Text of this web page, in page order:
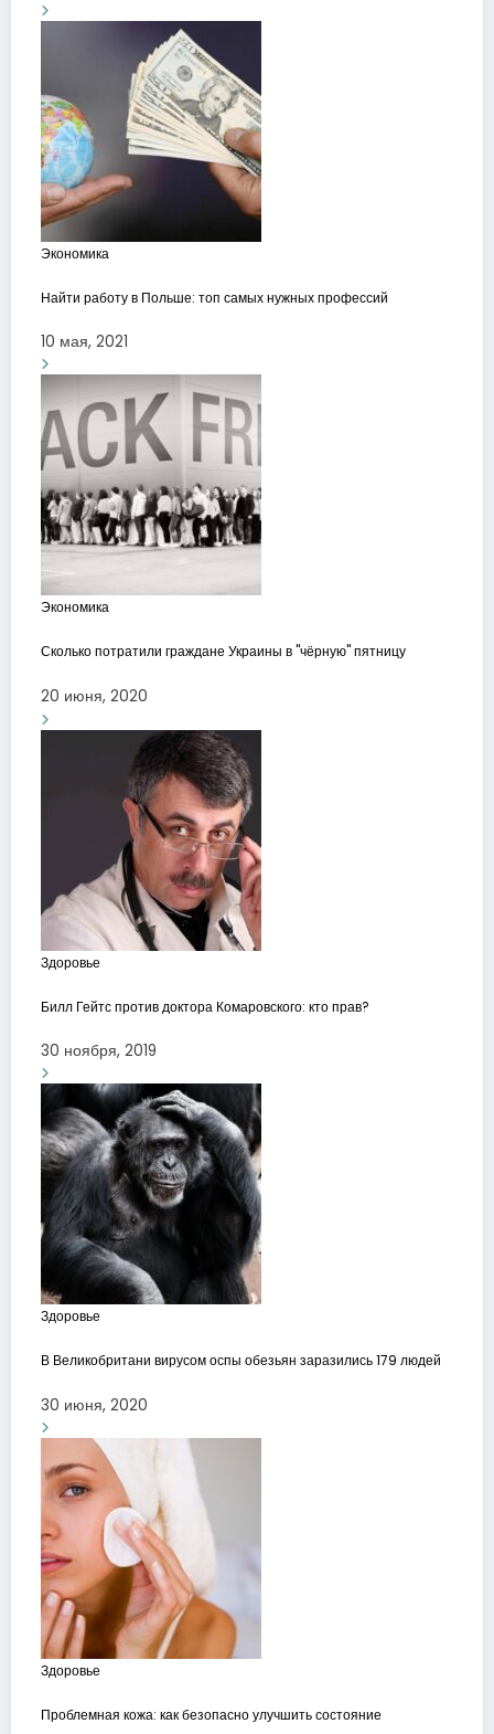
Экономика
Найти работу в Польше: топ самых нужных профессий
10 мая, 2021
Экономика
Сколько потратили граждане Украины в "чёрную" пятницу
20 июня, 2020
Здоровье
Билл Гейтс против доктора Комаровского: кто прав?
30 ноября, 2019
Здоровье
В Великобритани вирусом оспы обезьян заразились 179 людей
30 июня, 2020
Здоровье
Проблемная кожа: как безопасно улучшить состояние